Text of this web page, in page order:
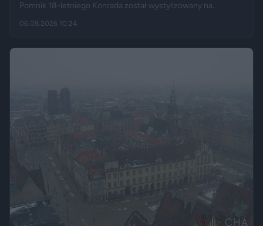
Pomnik 18-letniego Konrada został wystylizowany na
logo marki, a nawet elementy przypominające układ
06.08.2026 10:24